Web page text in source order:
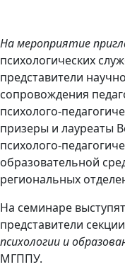
На мероприятие
психологических
представители
сопровождения
психолого-
призеры и лауреаты
психолого-
образовательной
региональных
На семинаре
представители секции
психологии и
МГППУ.